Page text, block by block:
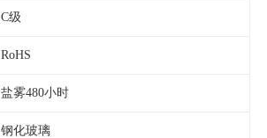
C级
RoHS
盐雾480小时
钢化玻璃